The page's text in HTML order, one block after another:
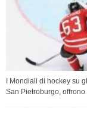
I Mondiali di hockey su
San Pietroburgo, offrono